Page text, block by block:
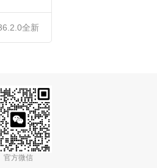
全新
官方微信